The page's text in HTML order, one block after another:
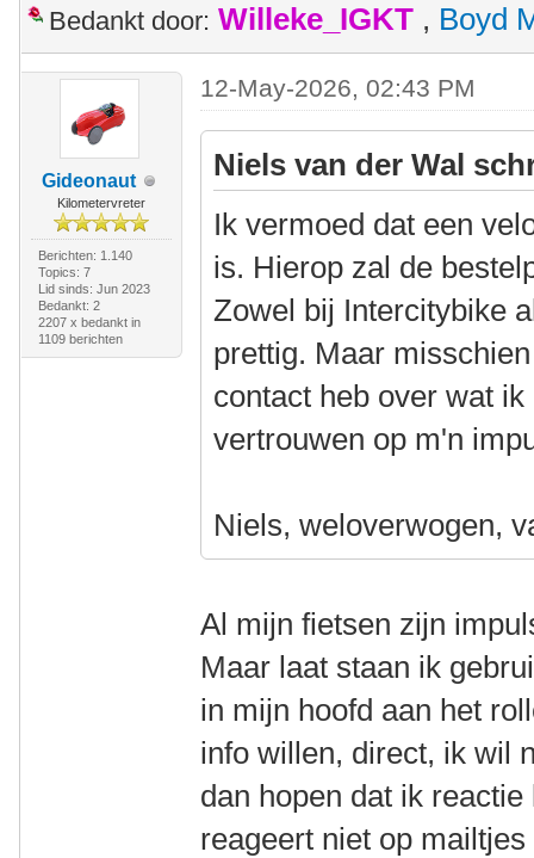
Bedankt door: Willeke_IGKT , Boyd
Gideonaut
Kilometervreter
Berichten: 1.140
Topics: 7
Lid sinds: Jun 2023
Bedankt: 2
2207 x bedankt in
1109 berichten
12-May-2026, 02:43 PM
Niels van der Wal
Ik vermoed dat een
is. Hierop zal de
Zowel bij Intercitybike
prettig. Maar
contact heb over wat
vertrouwen op m'n
Niels, weloverwogen,
Al mijn fietsen zijn
Maar laat staan ik
in mijn hoofd aan het
info willen, direct, ik wil
dan hopen dat ik
reageert niet op